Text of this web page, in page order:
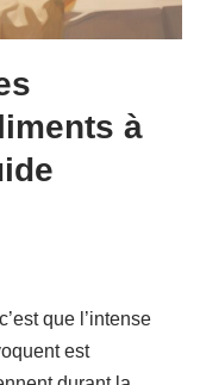
à
que l’intense
est